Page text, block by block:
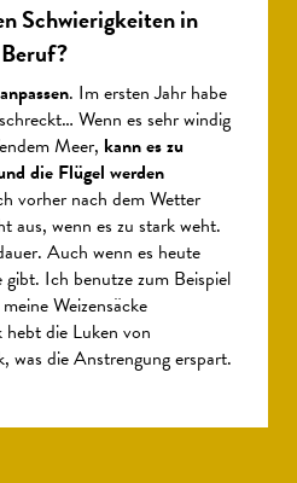
Schwierigkeiten in
. Im ersten Jahr habe
Wenn es sehr windig
Meer, kann es zu
die Flügel werden
vorher nach dem Wetter
aus, wenn es zu stark weht.
Auch wenn es heute
Ich benutze zum Beispiel
Weizensäcke
hebt die Luken von
was die Anstrengung erspart.